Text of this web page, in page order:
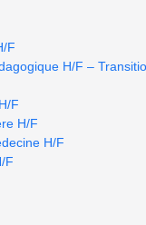
F
H/F –
F
H/F
H/F
F